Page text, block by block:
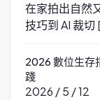
在家拍出自然
技巧到 AI 裁切
2026 數位生存
踐
2026 / 5 / 12